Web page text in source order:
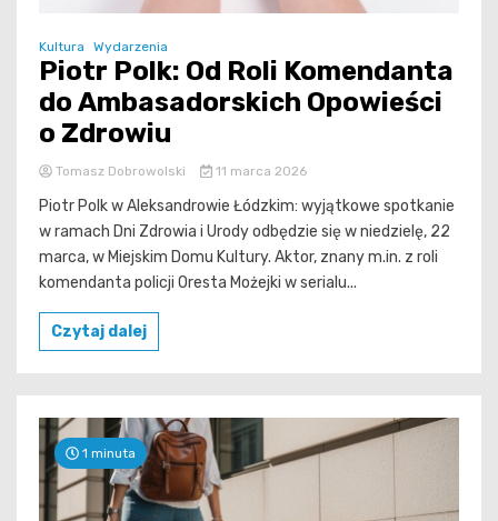
Kultura Wydarzenia
Piotr Polk: Od Roli Komendanta
do Ambasadorskich Opowieści
o Zdrowiu
Tomasz Dobrowolski 11 marca 2026
Piotr Polk w Aleksandrowie Łódzkim: wyjątkowe spotkanie
w ramach Dni Zdrowia i Urody odbędzie się w niedzielę, 22
marca, w Miejskim Domu Kultury. Aktor, znany m.in. z roli
komendanta policji Oresta Możejki w serialu...
Czytaj dalej
1 minuta